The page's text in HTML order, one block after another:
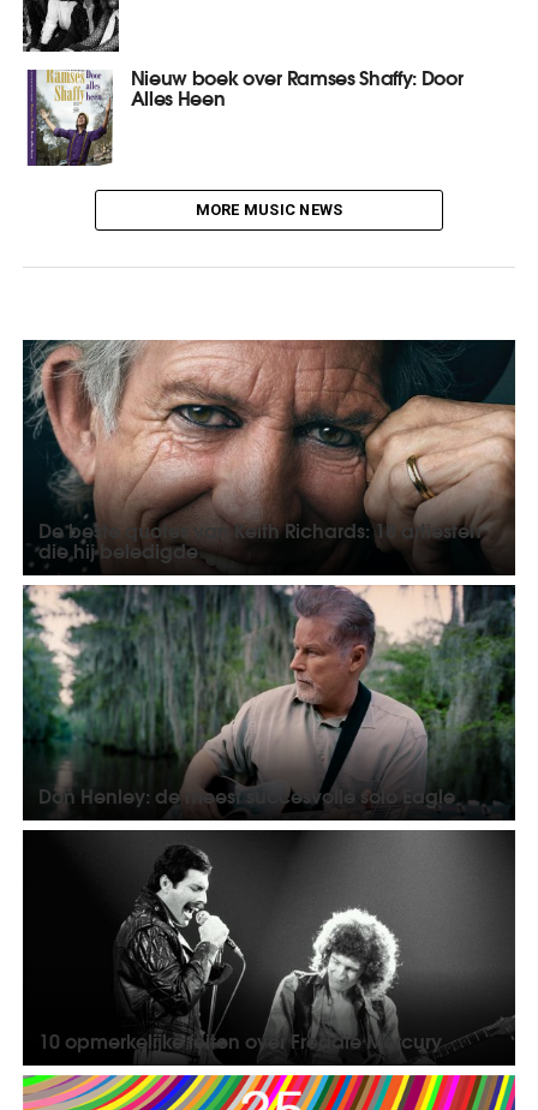
Nieuw boek over Ramses Shaffy: Door
Alles Heen
MORE MUSIC NEWS
De beste quotes van Keith Richards: 18 artiesten
die hij beledigde
Don Henley: de meest succesvolle solo Eagle
10 opmerkelijke feiten over Freddie Mercury